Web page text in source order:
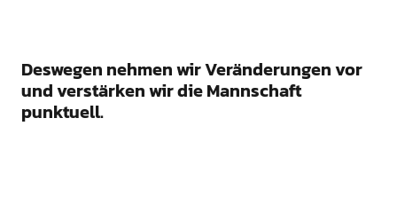
Deswegen nehmen wir Veränderungen vor
und verstärken wir die Mannschaft
punktuell.